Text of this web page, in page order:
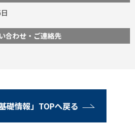
合わせ・ご連絡先
礎情報」TOPへ戻る